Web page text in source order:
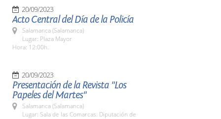
20/09/2023
Acto Central del Día de la Policía
Salamanca (Salamanca)
Lugar: Plaza Mayor
Hora: 12:00h.
20/09/2023
Presentación de la Revista "Los
Papeles del Martes"
Salamanca (Salamanca)
Lugar: Sala de las Comarcas. Diputación de